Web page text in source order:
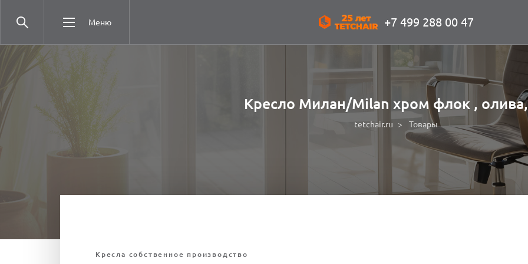
Меню +7 499 288 00 47
Кресло Милан/Milan хром флок ,
tetchair.ru Товары
Кресла собственное производство